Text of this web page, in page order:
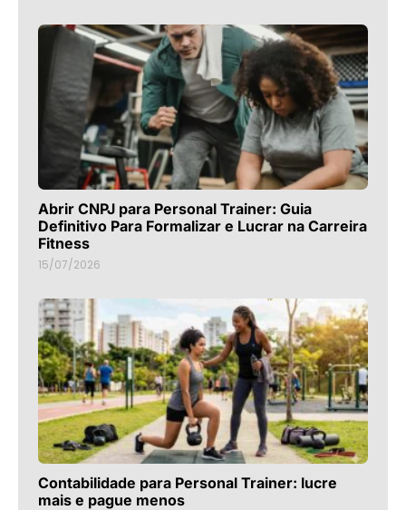
Abrir CNPJ para Personal Trainer: Guia
Definitivo Para Formalizar e Lucrar na Carreira
Fitness
15/07/2026
Contabilidade para Personal Trainer: lucre
mais e pague menos